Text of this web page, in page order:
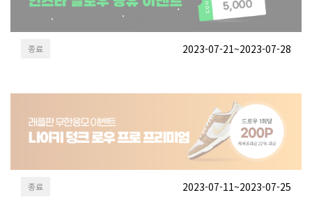
종료 2023-07-21~2023-07-28
종료 2023-07-11~2023-07-25